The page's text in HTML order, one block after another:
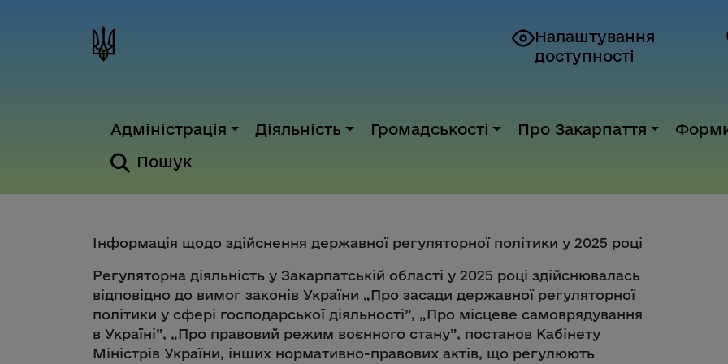
Налаштування
доступності
Адміністрація Діяльність Громадськості Про Закарпаття
Пошук
Інформація щодо здійснення державної регуляторної політики у 2025 році
Регуляторна діяльність у Закарпатській області у 2025 році здійснювалась
відповідно до вимог законів України „Про засади державної регуляторної
політики у сфері господарської діяльності”, „Про місцеве самоврядування
в Україні”, „Про правовий режим воєнного стану”, постанов Кабінету
Міністрів України, інших нормативно-правових актів, що регулюють